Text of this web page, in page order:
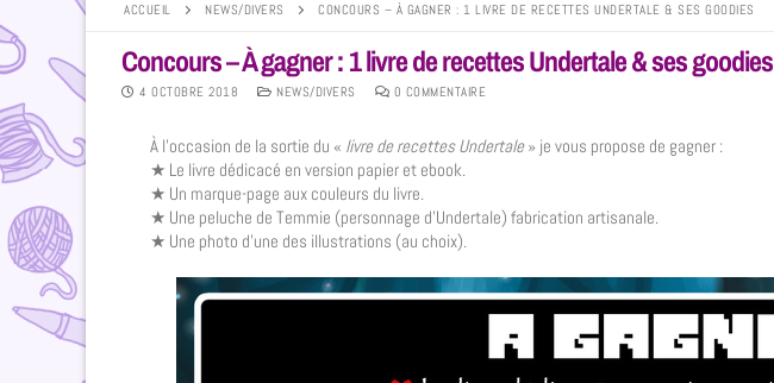
ACCUEIL NEWS/DIVERS CONCOURS – À GAGNER : 1 LIVRE DE RECETTES UNDERTALE & SES GOODIES
Concours – À gagner : 1 livre de recettes Undertale & ses goodies
4 OCTOBRE 2018 NEWS/DIVERS 0 COMMENTAIRE
À l’occasion de la sortie du « livre de recettes Undertale» je vous propose de gagner :
★ Le livre dédicacé en version papier et ebook.
★ Un marque-page aux couleurs du livre.
★ Une peluche de Temmie (personnage d’Undertale) fabrication artisanale.
★ Une photo d’une des illustrations (au choix).